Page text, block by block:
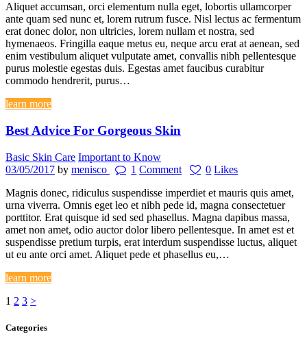
Aliquet accumsan, orci elementum nulla eget, lobortis ullamcorper
ante quam sed nunc et, lorem rutrum fusce. Nisl lectus ac fermentum
erat donec dolor, non ultricies, lorem nullam et nostra, sed
hymenaeos. Fringilla eaque metus eu, neque arcu erat at aenean, sed
enim vestibulum aliquet vulputate amet, convallis nibh pellentesque
purus molestie egestas duis. Egestas amet faucibus curabitur
commodo hendrerit, purus…
learn more
Best Advice For Gorgeous Skin
Basic Skin Care Important to Know
03/05/2017 by menisco 1 Comment 0 Likes
Magnis donec, ridiculus suspendisse imperdiet et mauris quis amet,
urna viverra. Omnis eget leo et nibh pede id, magna consectetuer
porttitor. Erat quisque id sed sed phasellus. Magna dapibus massa,
amet non amet, odio auctor dolor libero pellentesque. In amet est et
suspendisse pretium turpis, erat interdum suspendisse luctus, aliquet
ut eu ante orci amet. Aliquet pede et phasellus eu,…
learn more
Posts
pagination
Page
1 Page
2 Page
3 >
Categories